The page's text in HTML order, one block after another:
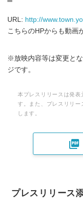
URL: http://
こちらのHPからも動画
※放映内容等は変更と
ジです。
本プレスリリースは発表
す。また、プレスリリー
します。

プレスリリース